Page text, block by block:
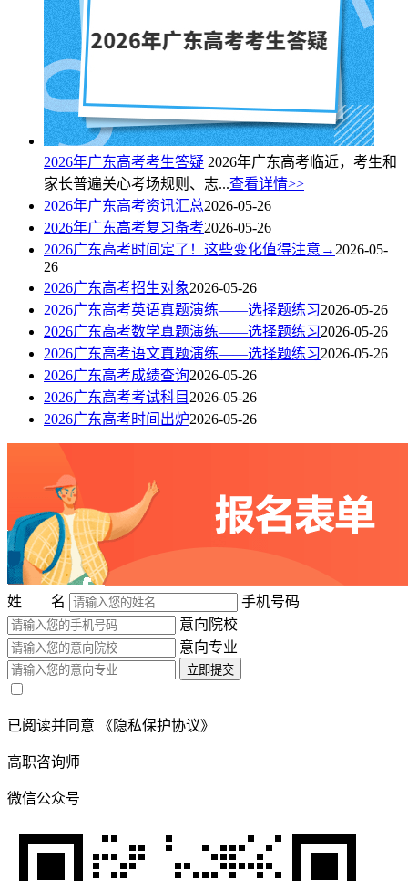
2026年广东高考考生答疑 2026年广东高考临近，考生和
家长普遍关心考场规则、志...查看详情>>
2026年广东高考资讯汇总2026-05-26
2026年广东高考复习备考2026-05-26
2026广东高考时间定了！这些变化值得注意→ 2026-05-
26
2026广东高考招生对象2026-05-26
2026广东高考英语真题演练——选择题练习2026-05-26
2026广东高考数学真题演练——选择题练习2026-05-26
2026广东高考语文真题演练——选择题练习2026-05-26
2026广东高考成绩查询2026-05-26
2026广东高考考试科目 2026-05-26
2026广东高考时间出炉2026-05-26
姓 名
手机号码
意向院校
意向专业
立即提交
已阅读并同意 《隐私保护协议》
高职咨询师
微信公众号